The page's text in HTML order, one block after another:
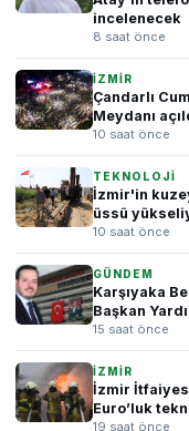
incelenecek
8 saat önce
İZMİR
Çandarlı
Meydanı
10 saat önce
TEKNOLOJİ
İzmir'in
üssü
10 saat önce
GÜNDEM
Karşıyaka
Başkan
15 saat önce
İZMİR
İzmir
Euro’luk
19 saat önce